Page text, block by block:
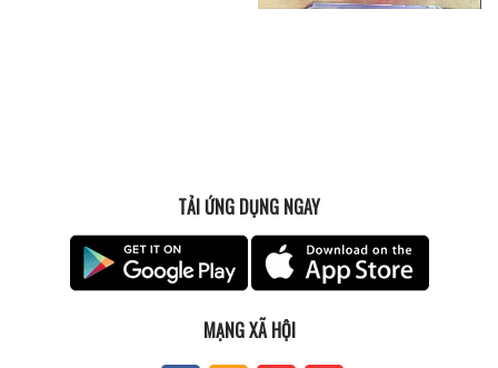
TẢI ỨNG DỤNG NGAY
MẠNG XÃ HỘI